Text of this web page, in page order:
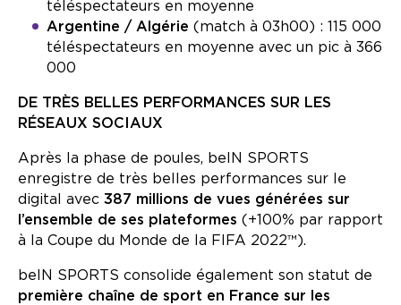
téléspectateurs en moyenne
Argentine / Algérie (match à 03h00) : 115 000
téléspectateurs en moyenne avec un pic à 366
000
DE TRÈS BELLES PERFORMANCES SUR LES
RÉSEAUX SOCIAUX
Après la phase de poules, beIN SPORTS
enregistre de très belles performances sur le
digital avec 387 millions de vues générées sur
l’ensemble de ses plateformes (+100% par rapport
à la Coupe du Monde de la FIFA 2022™).
beIN SPORTS consolide également son statut de
première chaîne de sport en France sur les